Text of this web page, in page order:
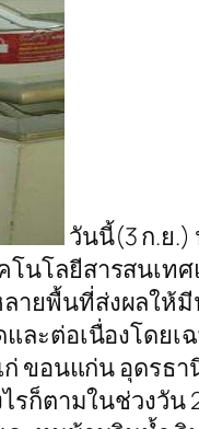
วันนี้(3 ก.ย
นโลยีสารสนเท
ายพื้นที่ส่งผลใ
ะต่อเนื่องโดยเ
ขอนแก่น อุดรธ
ก็ตามในช่วงวั